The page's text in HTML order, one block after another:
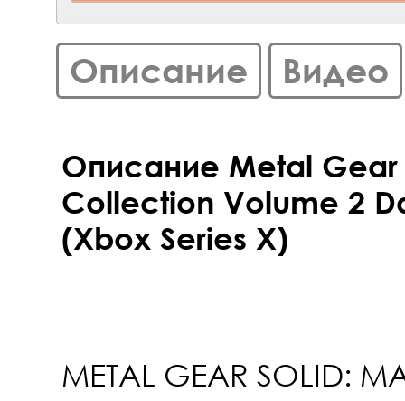
Описание Видео
Описание Metal Gear
Collection Volume 2
(Xbox Series X)
METAL GEAR SOLID: